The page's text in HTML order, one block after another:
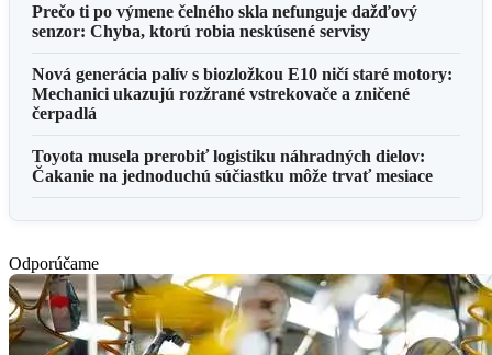
Prečo ti po výmene čelného skla nefunguje dažďový
senzor: Chyba, ktorú robia neskúsené servisy
Nová generácia palív s biozložkou E10 ničí staré motory:
Mechanici ukazujú rozžrané vstrekovače a zničené
čerpadlá
Toyota musela prerobiť logistiku náhradných dielov:
Čakanie na jednoduchú súčiastku môže trvať mesiace
Odporúčame